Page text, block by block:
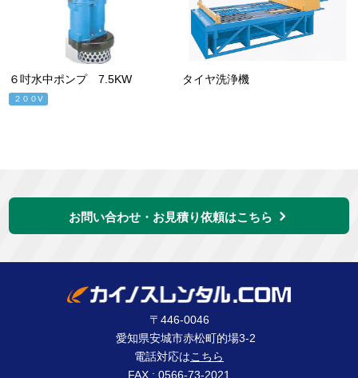
６吋水中ポンプ 7.5KW
２００V
タイヤ洗浄機
お問い合わせ・お見積り依頼はこちら
〒446-0046
愛知県安城市赤松町的場3-2
電話対応はこちら
FAX : 0566-73-2021